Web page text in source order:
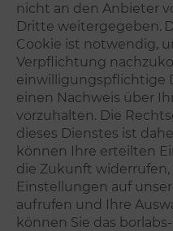
nicht an den Anbieter
Dritte weitergegeben.
Cookie ist notwendig,
Verpflichtung
einwilligungspflichtige
einen Nachweis über
vorzuhalten. Die
dieses Dienstes ist
können Ihre erteilten
die Zukunft widerrufen,
Einstellungen auf
aufrufen und Ihre
können Sie das